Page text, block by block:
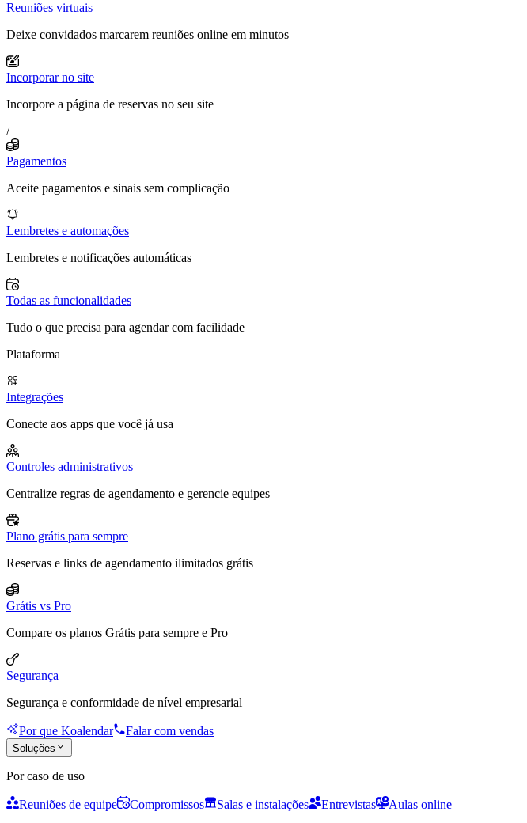
Reuniões virtuais
Deixe convidados marcarem reuniões online em minutos
Incorporar no site
Incorpore a página de reservas no seu site
/
Pagamentos
Aceite pagamentos e sinais sem complicação
Lembretes e automações
Lembretes e notificações automáticas
Todas as funcionalidades
Tudo o que precisa para agendar com facilidade
Plataforma
Integrações
Conecte aos apps que você já usa
Controles administrativos
Centralize regras de agendamento e gerencie equipes
Plano grátis para sempre
Reservas e links de agendamento ilimitados grátis
Grátis vs Pro
Compare os planos Grátis para sempre e Pro
Segurança
Segurança e conformidade de nível empresarial
Por que Koalendar Falar com vendas
Soluções
Por caso de uso
Reuniões de equipe Compromissos Salas e instalações Entrevistas
Aulas online